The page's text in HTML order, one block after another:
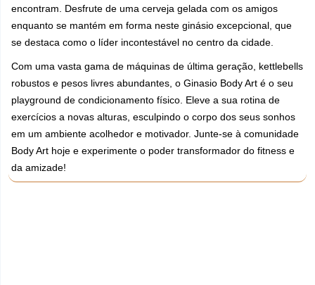
encontram. Desfrute de uma cerveja gelada com os amigos
enquanto se mantém em forma neste ginásio excepcional, que
se destaca como o líder incontestável no centro da cidade.
Com uma vasta gama de máquinas de última geração, kettlebells
robustos e pesos livres abundantes, o Ginasio Body Art é o seu
playground de condicionamento físico. Eleve a sua rotina de
exercícios a novas alturas, esculpindo o corpo dos seus sonhos
em um ambiente acolhedor e motivador. Junte-se à comunidade
Body Art hoje e experimente o poder transformador do fitness e
da amizade!